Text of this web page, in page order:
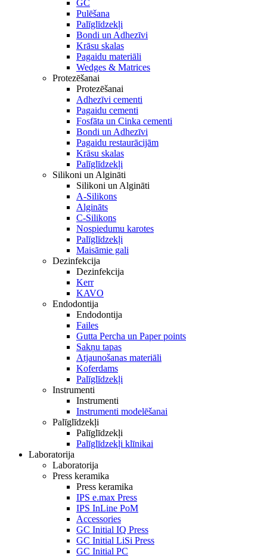
GC
Pulēšana
Palīglīdzekļi
Bondi un Adhezīvi
Krāsu skalas
Pagaidu materiāli
Wedges & Matrices
Protezēšanai
Protezēšanai
Adhezīvi cementi
Pagaidu cementi
Fosfāta un Cinka cementi
Bondi un Adhezīvi
Pagaidu restaurācijām
Krāsu skalas
Palīglīdzekļi
Silikoni un Algināti
Silikoni un Algināti
A-Silikons
Algināts
C-Silikons
Nospiedumu karotes
Palīglīdzekļi
Maisāmie gali
Dezinfekcija
Dezinfekcija
Kerr
KAVO
Endodontija
Endodontija
Failes
Gutta Percha un Paper points
Sakņu tapas
Atjaunošanas materiāli
Koferdams
Palīglīdzekļi
Instrumenti
Instrumenti
Instrumenti modelēšanai
Palīglīdzekļi
Palīglīdzekļi
Palīglīdzekļi klīnikai
Laboratorija
Laboratorija
Press keramika
Press keramika
IPS e.max Press
IPS InLine PoM
Accessories
GC Initial IQ Press
GC Initial LiSi Press
GC Initial PC